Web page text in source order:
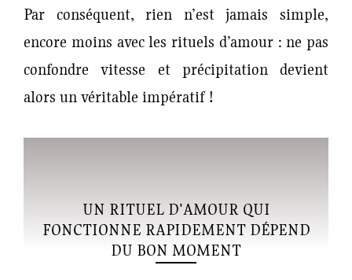
Par conséquent, rien n’est jamais simple,
encore moins avec les rituels d’amour : ne pas
confondre vitesse et précipitation devient
alors un véritable impératif !
UN RITUEL D'AMOUR QUI
FONCTIONNE RAPIDEMENT DÉPEND
DU BON MOMENT